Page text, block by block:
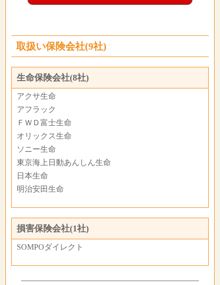
取扱い保険会社(9社)
生命保険会社(8社)
アクサ生命
アフラック
ＦＷＤ富士生命
オリックス生命
ソニー生命
東京海上日動あんしん生命
日本生命
明治安田生命
損害保険会社(1社)
SOMPOダイレクト